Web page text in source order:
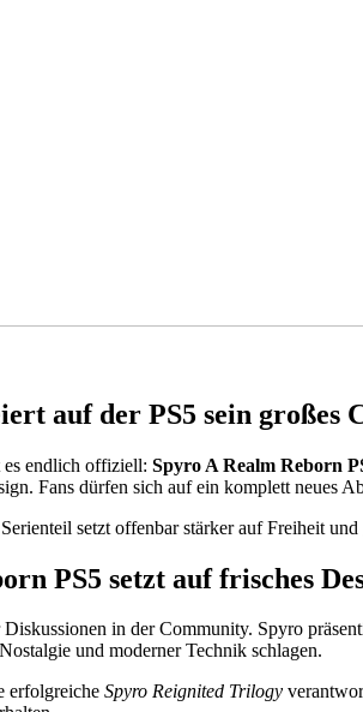
auf der PS5 sein großes
es endlich offiziell: Spyro A Realm Reborn
Fans dürfen sich auf ein komplett neues
setzt offenbar stärker auf Freiheit
PS5 setzt auf frisches
Diskussionen in der Community. Spyro
und moderner Technik schlagen.
erfolgreiche Spyro Reignited Trilogy